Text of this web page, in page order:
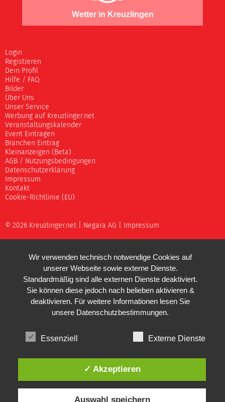
Wetter in Kreuzlingen
Login
Registieren
Dein Profil
Hilfe / FAQ
Bilder
Über Uns
Unser Service
Werbung auf Kreuzlinger.net
Veranstaltungskalender
Event Eintragen
Branchen Eintrag
Kleinanzeigen (Beta)
AGB / Nutzungsbedingungen
Datenschutzerklärung
Impressum
Kontakt
Cookie-Richtlinie (EU)
© 2026 Kreuzlinger.net | Negara AG Impressum
Wir verwenden technisch notwendige Cookies auf
unserer Webseite sowie externe Dienste.
Standardmäßig sind alle externen Dienste deaktiviert.
Sie können diese jedoch nach belieben aktivieren &
deaktivieren. Für weitere Informationen lesen Sie
unsere Datenschutzbestimmungen.
Essenziell Externe Dienste
✓ Akzeptieren
Auswahl speichern